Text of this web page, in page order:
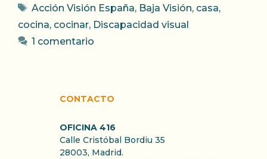
Etiquetas
Acción Visión España, Baja Visión, casa,
cocina, cocinar, Discapacidad visual
1 comentario
CONTACTO
OFICINA 416
Calle Cristóbal Bordiu 35
28003, Madrid.